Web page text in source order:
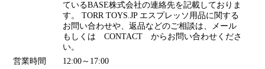
ているBASE株式会社の連絡先を記載しておりま
す。 TORR TOYS.JP エスプレッソ用品に関する
お問い合わせや、返品などのご相談は、メール
もしくは CONTACT からお問い合わせくださ
い。
営業時間
12:00～17:00